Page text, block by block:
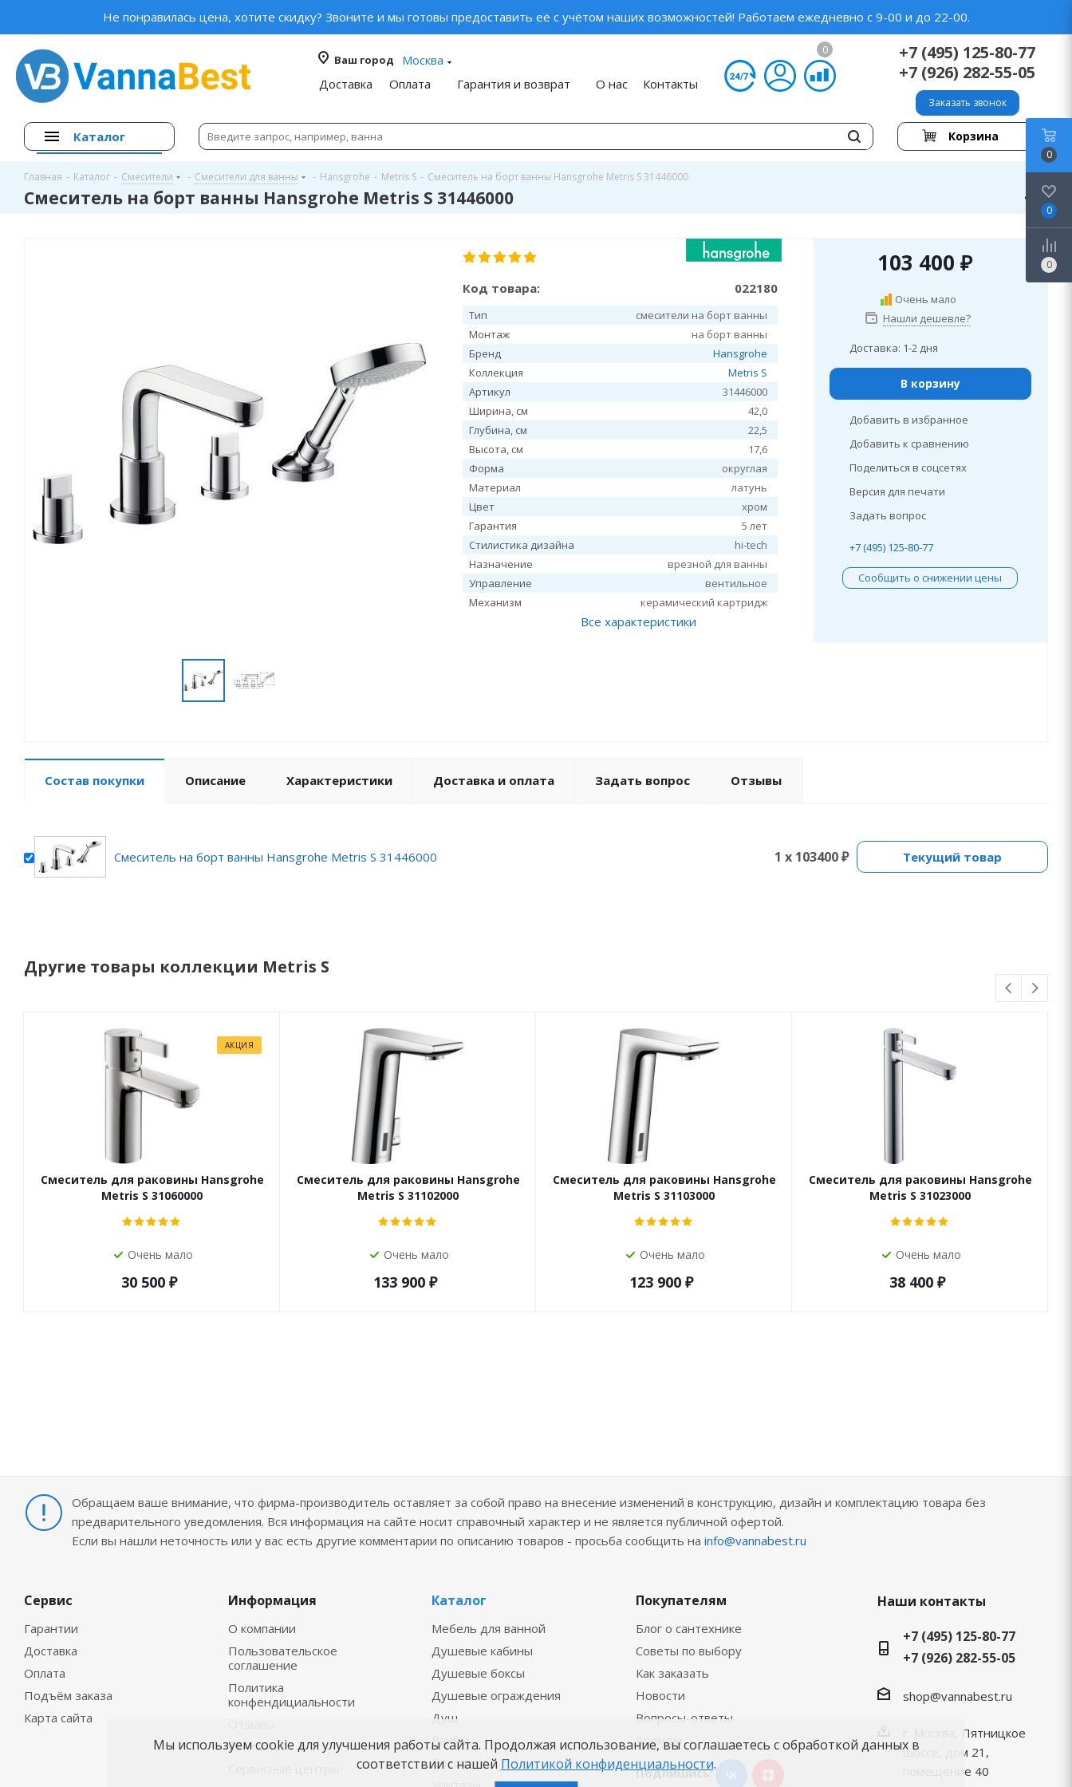
Не понравилась цена, хотите скидку? Звоните и мы готовы предоставить её с учётом наших возможностей! Работаем ежедневно с 9-00 и до 22-00.
Ваш город
Москва
Доставка
Оплата Гарантия и возврат О нас Контакты
0
+7 (495) 125-80-77
+7 (926) 282-55-05
Заказать звонок
Каталог Корзина
Главная - Каталог - Смесители - Смесители для ванны - Hansgrohe - Metris S - Смеситель на борт ванны Hansgrohe Metris S 31446000
Смеситель на борт ванны Hansgrohe Metris S 31446000
Код товара: 022180
Тип
смесители на борт ванны
Монтаж
на борт ванны
Бренд
Hansgrohe
Коллекция
Metris S
Артикул
31446000
Ширина, см
42,0
Глубина, см
22,5
Высота, см
17,6
Форма
округлая
Материал
латунь
Цвет
хром
Гарантия
5 лет
Стилистика дизайна
hi-tech
Назначение
врезной для ванны
Управление
вентильное
Механизм
керамический картридж
Все характеристики
103 400 ₽
Очень мало
Нашли дешевле?
Доставка: 1-2 дня
В корзину
Добавить в избранное
Добавить к сравнению
Поделиться в соцсетях
Версия для печати
Задать вопрос
+7 (495) 125-80-77
Сообщить о снижении цены
Состав покупки Описание Характеристики Доставка и оплата Задать вопрос Отзывы
Смеситель на борт ванны Hansgrohe Metris S 31446000 1 x 103400 ₽ Текущий товар
Другие товары коллекции Metris S
АКЦИЯ
Смеситель для раковины Hansgrohe
Metris S 31060000
Очень мало
30 500 ₽
Смеситель для раковины Hansgrohe
Metris S 31102000
Очень мало
133 900 ₽
Смеситель для раковины Hansgrohe
Metris S 31103000
Очень мало
123 900 ₽
Смеситель для раковины Hansgrohe
Metris S 31023000
Очень мало
38 400 ₽
Обращаем ваше внимание, что фирма-производитель оставляет за собой право на внесение изменений в конструкцию, дизайн и комплектацию товара без
предварительного уведомления. Вся информация на сайте носит справочный характер и не является публичной офертой.
Если вы нашли неточность или у вас есть другие комментарии по описанию товаров - просьба сообщить на info@vannabest.ru
Сервис
Гарантии
Доставка
Оплата
Подъём заказа
Карта сайта
Информация
О компании
Пользовательское
соглашение
Политика
конфендициальности
Контакты
Каталог
Мебель для ванной
Душевые кабины
Душевые боксы
Душевые ограждения
Душ
Ванны
Смесители
Покупателям
Блог о сантехнике
Советы по выбору
Как заказать
Новости
Вопросы-ответы
Бренды
Подпишись:
Наши контакты
+7 (495) 125-80-77
+7 (926) 282-55-05
shop@vannabest.ru
г. Москва, Пятницкое
шоссе, дом 21,
помещение 40
0
0
0
Мы используем cookie для улучшения работы сайта. Продолжая использование, вы соглашаетесь с обработкой данных в
соответствии с нашей Политикой конфиденциальности.